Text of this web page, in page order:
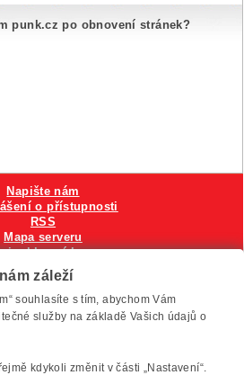
punk.cz po obnovení stránek?
, provozuje Anawe a Špína
Napište nám
o přístupnosti
RSS
Mapa serveru
reklamní banner
cookies
záleží
souhlasíte s tím, abychom Vám
služby na základě Vašich údajů o
kdykoli změnit v části „Nastavení“.